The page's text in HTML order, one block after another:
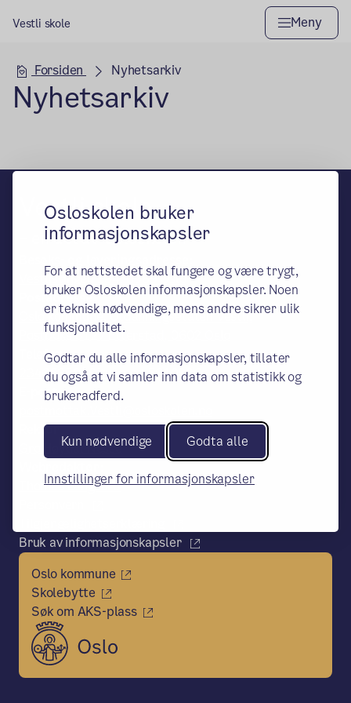
Osloskolen bruker
informasjonskapsler
For at nettstedet skal fungere og være trygt,
bruker Osloskolen informasjonskapsler. Noen
er teknisk nødvendige, mens andre sikrer ulik
funksjonalitet.
Godtar du alle informasjonskapsler, tillater
du også at vi samler inn data om statistikk og
brukeradferd.
Kun nødvendige Godta alle
Innstillinger for informasjonskapsler
Vestli skole Meny
Hovedseksjon
Forsiden Nyhetsarkiv
Nyhetsarkiv
Vestli skole
– en del av Osloskolen
Vestlisvingen 184, 0969 Oslo
Postadresse:
Oslo kommune, Utdanningsetaten Vestli,
Postboks 6127 Etterstad, 0602 Oslo
Telefon:
23466350/ Situame 45610096
E-post:
Rektor
Gro Høydal Nesse
Thomas Langaard
Bruk av informasjonskapsler
Oslo kommune
Skolebytte
Søk om AKS-plass